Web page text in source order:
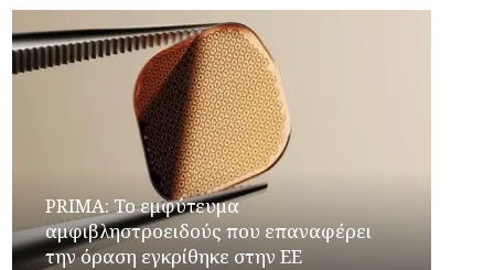
PRIMA: Το εμφύτευμα
αμφιβληστροειδούς που επαναφέρει
την όραση εγκρίθηκε στην ΕΕ